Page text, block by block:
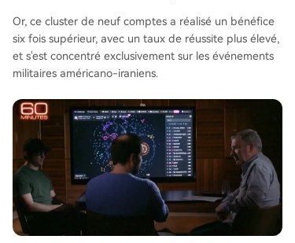
Or, ce cluster de neuf comptes a réalisé un bénéfice
six fois supérieur, avec un taux de réussite plus élevé,
et s'est concentré exclusivement sur les événements
militaires américano-iraniens.